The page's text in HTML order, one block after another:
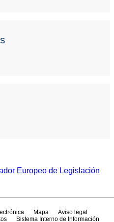
Europeo de Legislación
Mapa
Aviso legal
Sistema Interno de Información